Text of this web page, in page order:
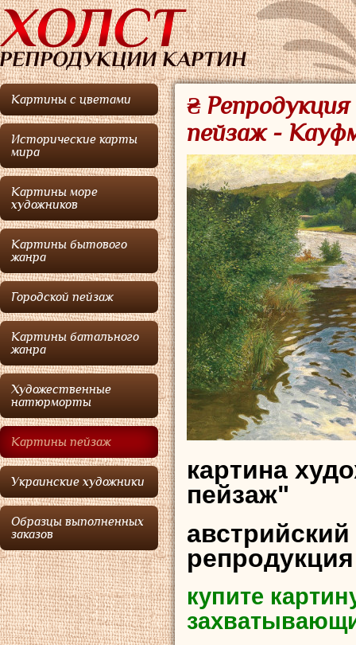
Картины с цветами
Исторические карты
мира
Картины море
художников
Картины бытового
жанра
Городской пейзаж
Картины батального
жанра
Художественные
натюрморты
Картины пейзаж
Украинские художники
Образцы выполненных
заказов
₴
пейзаж -
картина
пейзаж"
купите